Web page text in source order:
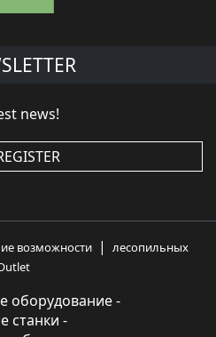
news!
возможности |
лесопильных
оборудование -
станки -